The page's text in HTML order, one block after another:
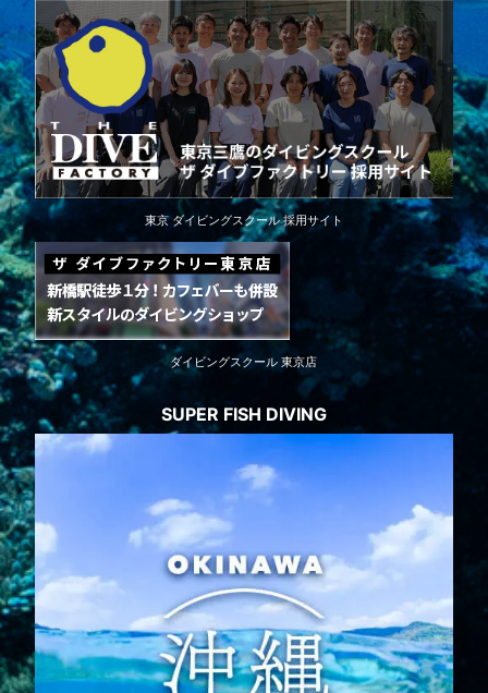
東京 ダイビングスクール 採用サイト
ダイビングスクール 東京店
SUPER FISH DIVING